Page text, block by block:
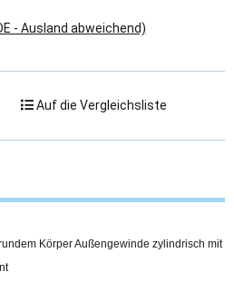
- Ausland abweichend)
Auf die Vergleichsliste
Körper Außengewinde zylindrisch mit